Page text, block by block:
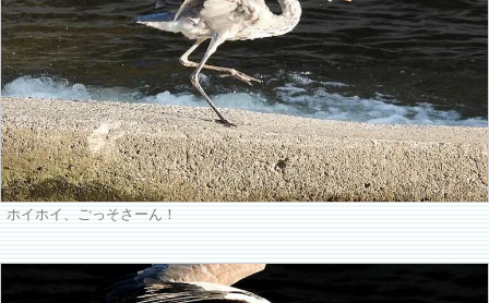
ホイホイ、ごっそさーん！